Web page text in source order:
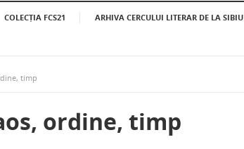
COLECȚIA FCS21 ARHIVA CERCULUI LITERAR DE LA SIBIU
timp
ordine, timp